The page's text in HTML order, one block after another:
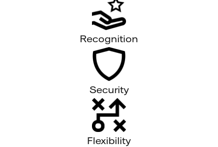
Recognition
Security
Flexibility